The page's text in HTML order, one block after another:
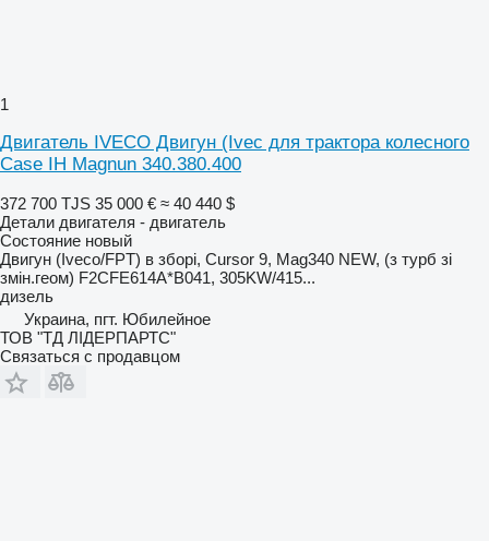
1
Двигатель IVECO Двигун (Ivec для трактора колесного
Case IH Magnun 340.380.400
372 700 TJS 35 000 € ≈ 40 440 $
Детали двигателя - двигатель
Состояние новый
Двигун (Iveco/FPT) в зборі, Cursor 9, Mag340 NEW, (з турб зі
змін.геом) F2CFE614A*B041, 305KW/415...
дизель
Украина, пгт. Юбилейное
ТОВ "ТД ЛІДЕРПАРТС"
Связаться с продавцом